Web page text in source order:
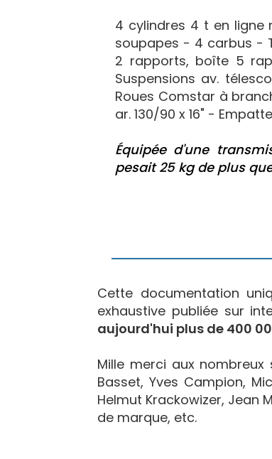
4 cylindres 4 t en ligne
soupapes - 4 carbus -
2 rapports, boîte 5
Suspensions av.
Roues Comstar à
ar. 130/90 x 16" -
Équipée d'une
pesait 25 kg de plus
Cette documentation
exhaustive publiée sur
aujourd'hui plus de 400
Mille merci aux
Basset, Yves Campion,
Helmut Krackowizer, Jean
de marque, etc.